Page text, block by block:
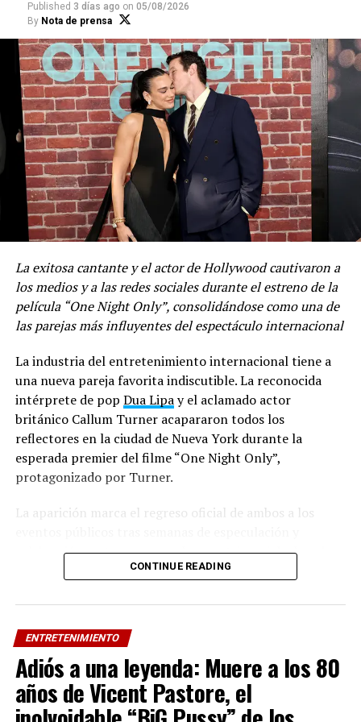
Compartir
RELATED TOPICS:
UP NEXT
¡Greeicy regresa a Venezuela!: El “Candela World Tour”
llegará al Poliedro de Caracas el 24 de octubre
Efe celebra cien años siendo el helado de siempre
completamente gratis a través de YouTube.
Compartir
Published 3 días ago on 05/08/2026
By Nota de prensa
La exitosa cantante y el actor de Hollywood cautivaron a
los medios y a las redes sociales durante el estreno de la
película “One Night Only”, consolidándose como una de
las parejas más influyentes del espectáculo internacional
La industria del entretenimiento internacional tiene a
una nueva pareja favorita indiscutible. La reconocida
intérprete de pop Dua Lipay el aclamado actor
británico Callum Turner acapararon todos los
reflectores en la ciudad de Nueva York durante la
esperada premier del filme “One Night Only”,
protagonizado por Turner.
La aparición marca el regreso oficial de ambos a los
celebración en torno a su enlace matrimonial, el cual se
mantuvo en el centro de atención mediática por su
cámaras, la pareja derrochó complicidad, elegancia y
muestras de afecto ante la prensa apostada en la
alfombra roja.
Para la ocasión, la pareja apostó por un estilo impecable
que rápidamente se viralizó en plataformas digitales
CONTINUE READING
ENTRETENIMIENTO
Adiós a una leyenda: Muere a los 80
años de Vicent Pastore, el